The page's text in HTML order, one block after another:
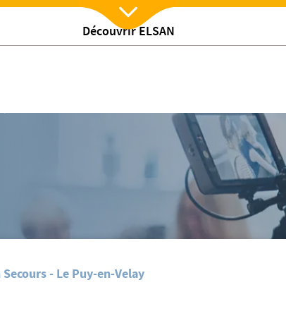
Découvrir ELSAN
Nx:Afficher menu
/MOVEMBER
- Le Puy-en-Velay